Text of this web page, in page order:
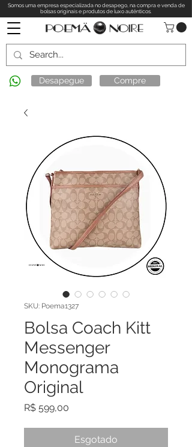
Somos uma empresa especializada no desapego, na compra e venda de
bolsas originais e produtos de luxo autênticos.
Desapegue Compre
SKU: Poema1327
Bolsa Coach Kitt
Messenger
Monograma
Original
R$ 599,00
Esgotado